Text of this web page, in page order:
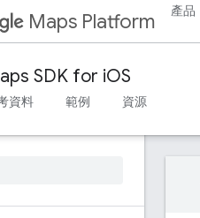
Maps Platform 產品
SDK for iOS
資料 範例 資源